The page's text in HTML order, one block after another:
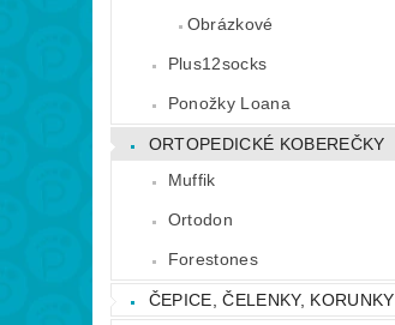
Obrázkové
Plus12socks
Ponožky Loana
ORTOPEDICKÉ KOBEREČKY
Muffik
Ortodon
Forestones
ČEPICE, ČELENKY, KORUNKY